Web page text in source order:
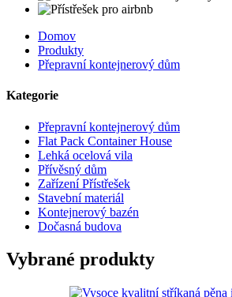
Domov
Produkty
Přepravní kontejnerový dům
Kategorie
Přepravní kontejnerový dům
Flat Pack Container House
Lehká ocelová vila
Přívěsný dům
Zařízení Přístřešek
Stavební materiál
Kontejnerový bazén
Dočasná budova
Vybrané produkty